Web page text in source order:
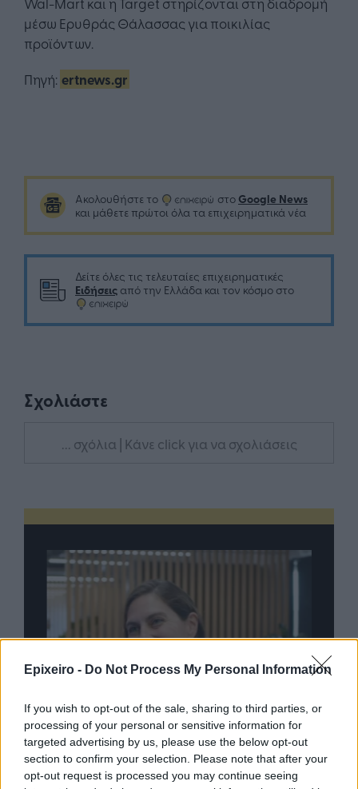
Epixeiro - Do Not Process My Personal Information
If you wish to opt-out of the sale, sharing to third parties, or
processing of your personal or sensitive information for
targeted advertising by us, please use the below opt-out
section to confirm your selection. Please note that after your
opt-out request is processed you may continue seeing
μέσω Ερυθράς Θάλασσας για ποικιλίας
προϊόντων.
Πηγή: ertnews.gr
Ακολουθήστε το στο Google News
και μάθετε πρώτοι όλα τα επιχειρηματικά νέα
Δείτε όλες τις τελευταίες επιχειρηματικές
Ειδήσεις από την Ελλάδα και τον κόσμο στο
Σχολιάστε
... σχόλια | Κάνε click για να σχολιάσεις